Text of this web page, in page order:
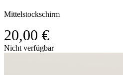
Mittelstockschirm
20,00 €
Produktgalerie
Nicht verfügbar